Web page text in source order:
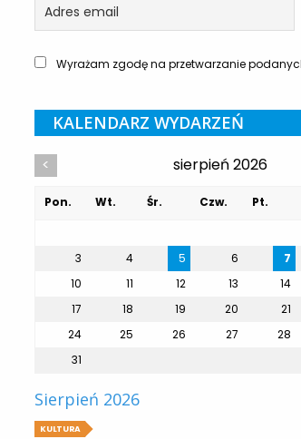
Wyrażam zgodę na przetwarzanie
KALENDARZ WYDARZEŃ
< sierpień 2026
Pon. Wt. Śr. Czw. Pt.
3
4 5 6 7
10
11 12 13 14
17
18 19 20 21
24
25 26 27 28
31
Sierpień 2026
KULTURA